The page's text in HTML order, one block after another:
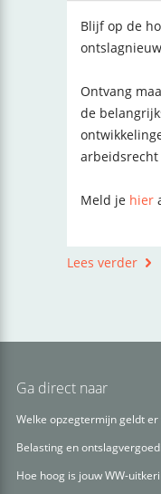
Blijf op de
Ontvang
de
arbeidsrecht
Meld je hier
Lees verder
Ga direct naar
Welke opzegtermijn geldt
Belasting en
Hoe hoog is jouw WW-